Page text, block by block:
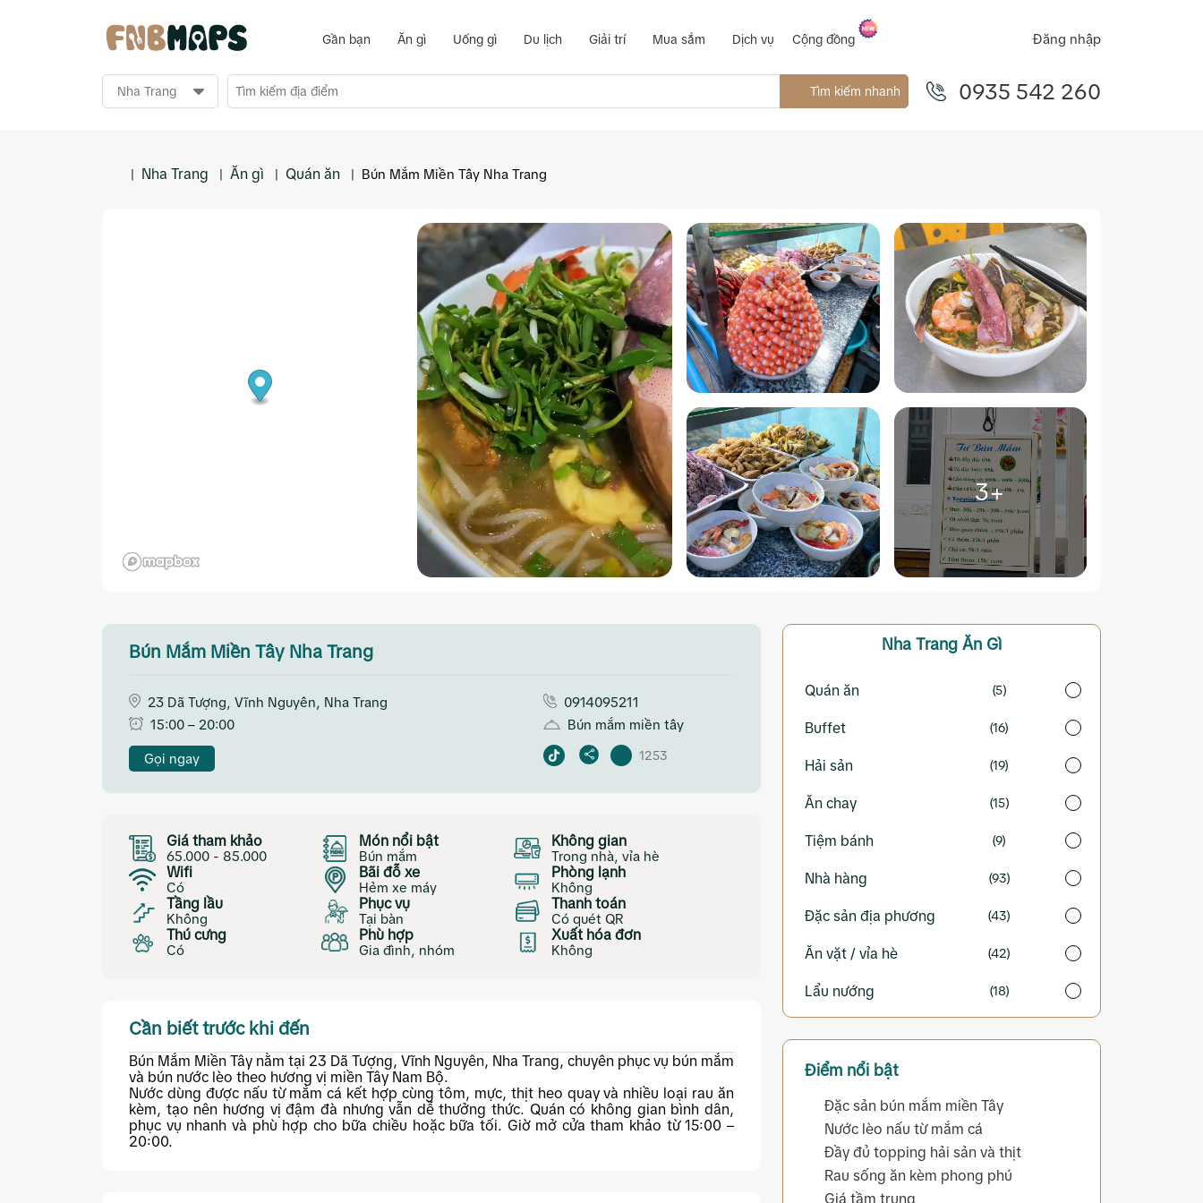
Gần bạn Ăn gì Uống gì Du lịch Giải trí Mua sắm Dịch vụ Cộng đồng Đăng nhập
Tìm kiếm nhanh 0935 542 260
| Nha Trang | Ăn gì | Quán ăn | Bún Mắm Miền Tây Nha Trang
3+
Bún Mắm Miền Tây Nha Trang
23 Dã Tượng, Vĩnh Nguyên, Nha Trang
0914095211
15:00 – 20:00
Bún mắm miền tây
Gọi ngay 1253
Giá tham khảo
65.000 - 85.000
Món nổi bật
Bún mắm
Không gian
Trong nhà, vỉa hè
Wifi
Có
Bãi đỗ xe
Hẻm xe máy
Phòng lạnh
Không
Tầng lầu
Không
Phục vụ
Tại bàn
Thanh toán
Có quét QR
Thú cưng
Có
Phù hợp
Gia đình, nhóm
Xuất hóa đơn
Không
Cần biết trước khi đến
Bún Mắm Miền Tây nằm tại 23 Dã Tượng, Vĩnh Nguyên, Nha Trang, chuyên phục vụ bún mắm
và bún nước lèo theo hương vị miền Tây Nam Bộ.
Nước dùng được nấu từ mắm cá kết hợp cùng tôm, mực, thịt heo quay và nhiều loại rau ăn
kèm, tạo nên hương vị đậm đà nhưng vẫn dễ thưởng thức. Quán có không gian bình dân,
phục vụ nhanh và phù hợp cho bữa chiều hoặc bữa tối. Giờ mở cửa tham khảo từ 15:00 –
20:00.
Nha Trang Ăn Gì
Quán ăn (5)
Buffet (16)
Hải sản (19)
Ăn chay (15)
Tiệm bánh (9)
Nhà hàng (93)
Đặc sản địa phương (43)
Ăn vặt / vỉa hè (42)
Lẩu nướng (18)
Điểm nổi bật
Đặc sản bún mắm miền Tây
Nước lèo nấu từ mắm cá
Đầy đủ topping hải sản và thịt
Rau sống ăn kèm phong phú
Giá tầm trung